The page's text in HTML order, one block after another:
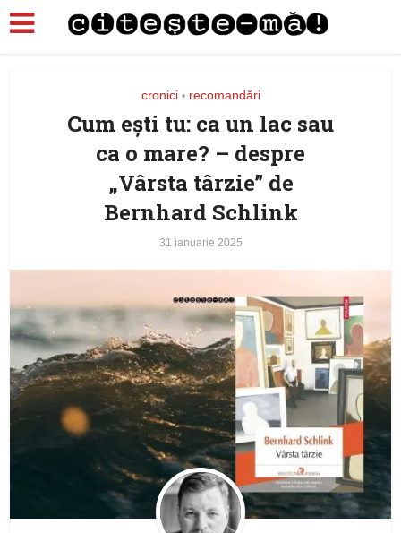
cronici • recomandări
Cum eşti tu: ca un lac sau
ca o mare? – despre
„Vârsta târzie” de
Bernhard Schlink
31 ianuarie 2025